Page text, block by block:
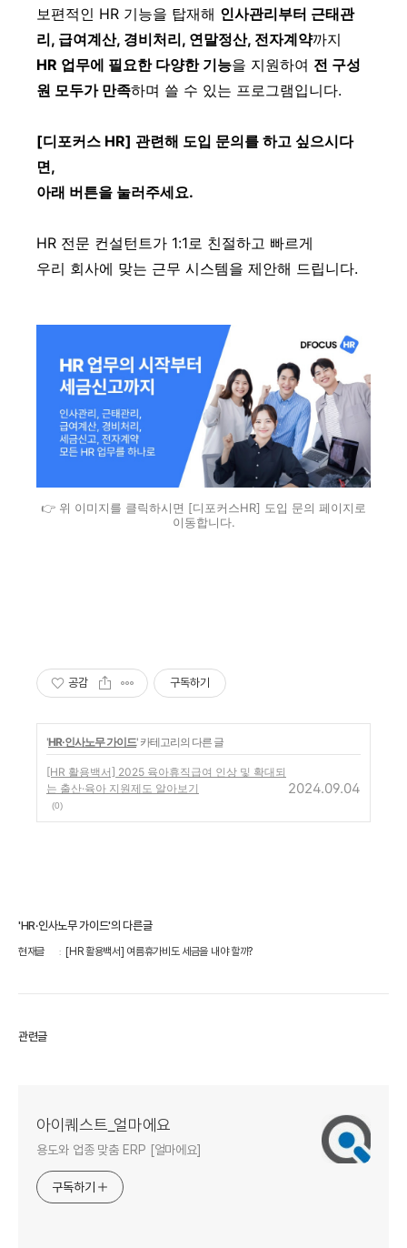
보편적인 HR 기능을 탑재해 인사관리부터 근태관
리, 급여계산, 경비처리, 연말정산, 전자계약까지
HR 업무에 필요한 다양한 기능을 지원하여 전 구성
원 모두가 만족하며 쓸 수 있는 프로그램입니다.
[디포커스 HR] 관련해 도입 문의를 하고 싶으시다
면,
아래 버튼을 눌러주세요.
HR 전문 컨설턴트가 1:1로 친절하고 빠르게
우리 회사에 맞는 근무 시스템을 제안해 드립니다.
👉 위 이미지를 클릭하시면 [디포커스HR] 도입 문의 페이지로
이동합니다.
공감 구독하기
'HR·인사노무 가이드' 카테고리의 다른 글
[HR 활용백서] 2025 육아휴직급여 인상 및 확대되
는 출산·육아 지원제도 알아보기
(0)
2024.09.04
'HR·인사노무 가이드'의 다른글
현재글 [HR 활용백서] 여름휴가비도 세금을 내야 할까?
관련글
아이퀘스트_얼마에요
용도와 업종 맞춤 ERP [얼마에요]
구독하기